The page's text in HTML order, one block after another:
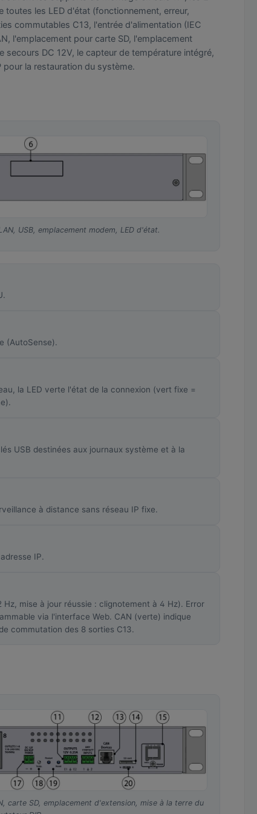
toutes les LED d'état (fonctionnement, erreur,
commutables C13, l'entrée d'alimentation (IEC
l'emplacement pour carte SD, l'emplacement
DC 12V, le capteur de température intégré,
la restauration du système.
USB, emplacement modem, LED d'état.
(AutoSense).
la LED verte l'état de la connexion (vert fixe =
USB destinées aux journaux système et à la
à distance sans réseau IP fixe.
IP.
mise à jour réussie : clignotement à 4 Hz). Error
via l'interface Web. CAN (verte) indique
commutation des 8 sorties C13.
carte SD, emplacement d'extension, mise à la terre du